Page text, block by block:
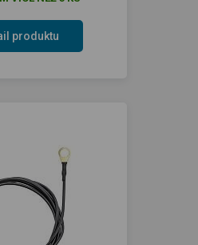
produktu